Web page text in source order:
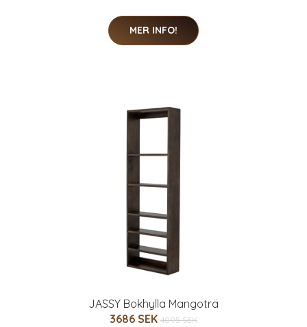
MER INFO!
JASSY Bokhylla Mangoträ
3686 SEK 4095 SEK